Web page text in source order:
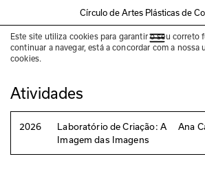
Círculo de Artes Plásticas de
Este site utiliza cookies para garantir o seu correto
continuar a navegar, está a concordar com a nossa
cookies.
Ana Catarina Pinho
Atividades
2026
Laboratório de Criação: A
Imagem das Imagens
Ana